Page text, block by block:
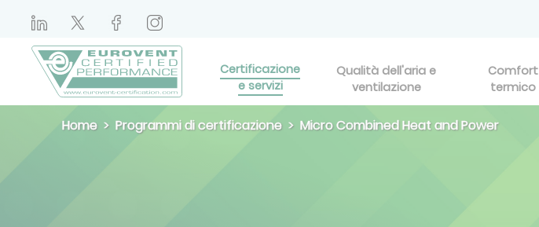
Certificazione
e servizi
Qualità dell'aria e
ventilazione
Comfort
termico
Home Programmi di certificazione Micro Combined Heat and Power